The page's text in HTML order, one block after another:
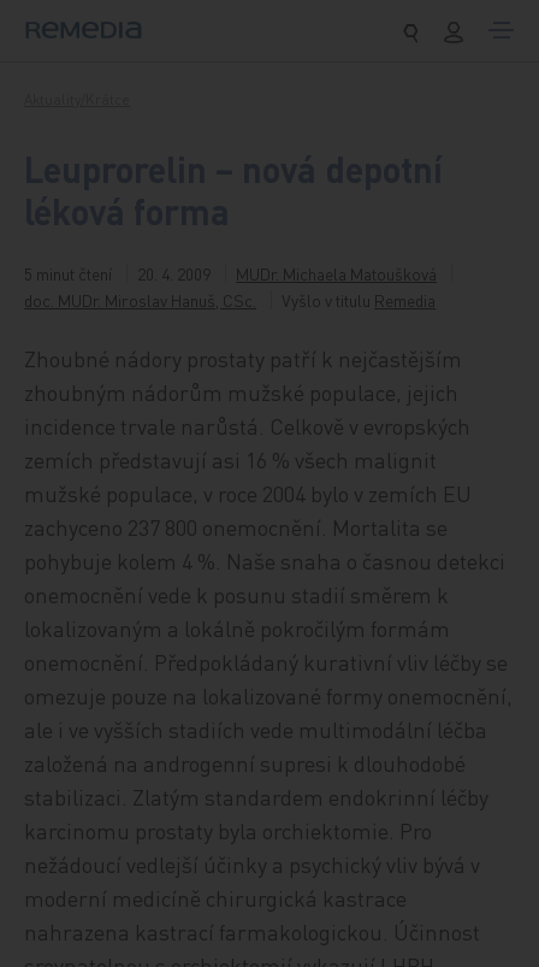
5 minut čtení 20. 4. 2009
MUDr. Michaela Matoušková
doc. MUDr. Miroslav Hanuš, CSc.
Vyšlo v titulu Remedia
Zhoubné nádory prostaty patří k nejčastějším
zhoubným nádorům mužské populace, jejich
incidence trvale narůstá. Celkově v evropských
zemích představují asi 16 % všech malignit
mužské populace, v roce 2004 bylo v zemích EU
zachyceno 237 800 onemocnění. Mortalita se
pohybuje kolem 4 %. Naše snaha o časnou detekci
onemocnění vede k posunu stadií směrem k
lokalizovaným a lokálně pokročilým formám
onemocnění. Předpokládaný kurativní vliv léčby se
omezuje pouze na lokalizované formy onemocnění,
ale i ve vyšších stadiích vede multimodální léčba
založená na androgenní supresi k dlouhodobé
stabilizaci. Zlatým standardem endokrinní léčby
karcinomu prostaty byla orchiektomie. Pro
nežádoucí vedlejší účinky a psychický vliv bývá v
moderní medicíně chirurgická kastrace
nahrazena kastrací farmakologickou. Účinnost